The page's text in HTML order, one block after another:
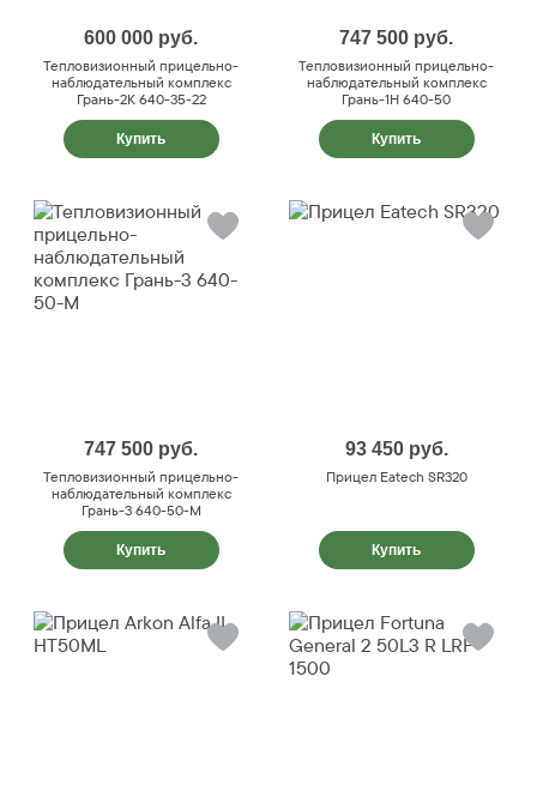
600 000 руб.
Тепловизионный прицельно-
наблюдательный комплекс
Грань-2К 640-35-22
Купить
747 500 руб.
Тепловизионный прицельно-
наблюдательный комплекс
Грань-1Н 640-50
Купить
747 500 руб.
Тепловизионный прицельно-
наблюдательный комплекс
Грань-3 640-50-М
Купить
93 450 руб.
Прицел Eatech SR320
Купить